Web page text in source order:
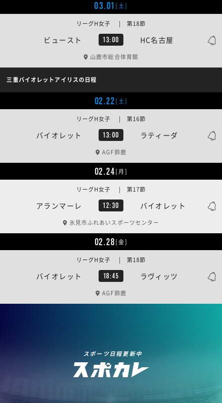
03.01 [土]
ビュースト 13:00 HC名古屋
リーグH女子 | 第18節
山鹿市総合体育館
三重バイオレットアイリスの日程
02.22[土]
バイオレット 13:00 ラティーダ
リーグH女子 | 第16節
AGF鈴鹿
02.24[月]
アランマーレ 12:30 バイオレット
リーグH女子 | 第17節
氷見市ふれあいスポーツセンター
02.28[金]
バイオレット 18:45 ラヴィッツ
リーグH女子 | 第18節
AGF鈴鹿
スポーツ日程更新中